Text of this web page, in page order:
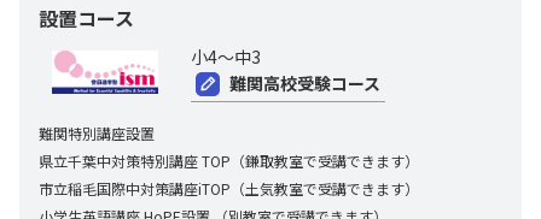
設置コース
小4～中3
難関高校受験コース
難関特別講座設置
県立千葉中対策特別講座 TOP（鎌取教室で受講できます）
市立稲毛国際中対策講座iTOP（土気教室で受講できます）